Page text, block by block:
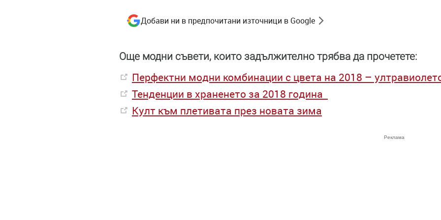
Добави ни в предпочитани източници в Google
Още модни съвети, които задължително трябва да прочетете:
Перфектни модни комбинации с цвета на 2018 –
Тенденции в храненето за 2018 година
Култ към плетивата през новата зима